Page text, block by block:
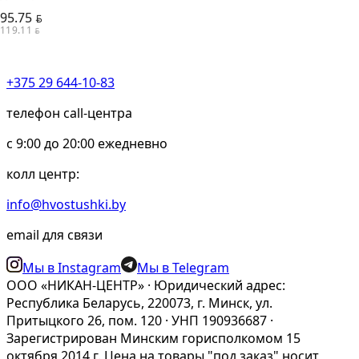
95.75 BYN
119.11 BYN
+375 29 644-10-83
телефон call-центра
c 9:00 до 20:00 ежедневно
колл центр:
info@hvostushki.by
email для связи
Мы в Instagram
Мы в Telegram
ООО «НИКАН-ЦЕНТР» · Юридический адрес:
Республика Беларусь, 220073, г. Минск, ул.
Притыцкого 26, пом. 120 · УНП 190936687 ·
Зарегистрирован Минским горисполкомом 15